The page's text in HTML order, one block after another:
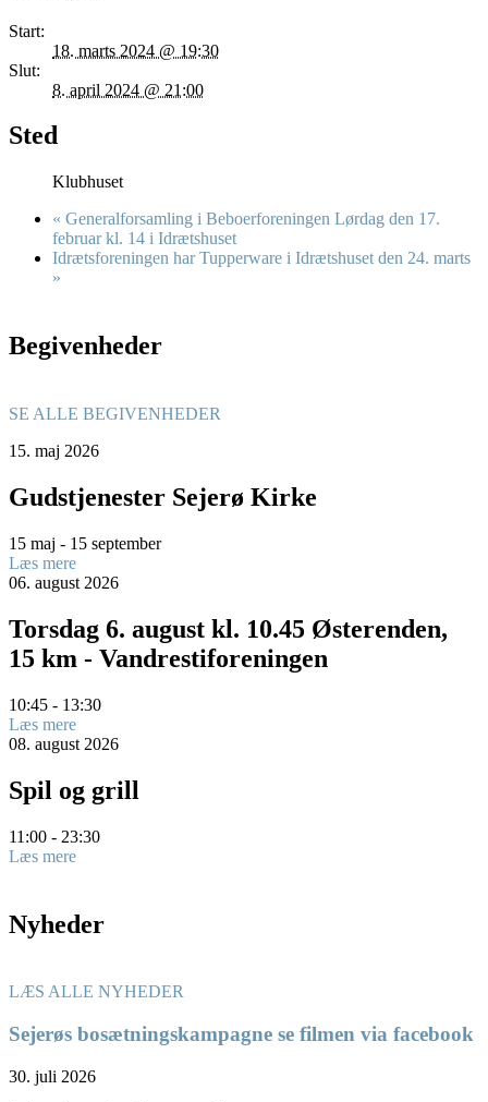
Start:
18. marts 2024 @ 19:30
Slut:
8. april 2024 @ 21:00
Sted
Klubhuset
« Generalforsamling i Beboerforeningen Lørdag den 17.
februar kl. 14 i Idrætshuset
Idrætsforeningen har Tupperware i Idrætshuset den 24. marts
»
Begivenheder
SE ALLE BEGIVENHEDER
15. maj 2026
Gudstjenester Sejerø Kirke
15 maj - 15 september
Læs mere
06. august 2026
Torsdag 6. august kl. 10.45 Østerenden,
15 km - Vandrestiforeningen
10:45 - 13:30
Læs mere
08. august 2026
Spil og grill
11:00 - 23:30
Læs mere
Nyheder
LÆS ALLE NYHEDER
Sejerøs bosætningskampagne se filmen via facebook
30. juli 2026